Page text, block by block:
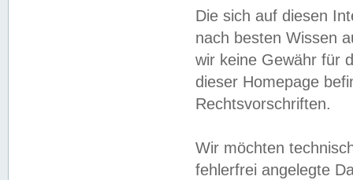
Die sich auf diesen
nach besten Wissen
wir keine Gewähr für
dieser Homepage
Rechtsvorschriften.
Wir möchten
fehlerfrei angelegte